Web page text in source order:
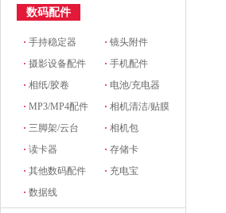
数码配件
·手持稳定器 ·镜头附件
·摄影设备配件 ·手机配件
·相纸/胶卷 · 电池/充电器
·MP3/MP4配件 ·相机清洁/贴膜
·三脚架/云台 ·相机包
·读卡器 ·存储卡
·其他数码配件 · 充电宝
·数据线